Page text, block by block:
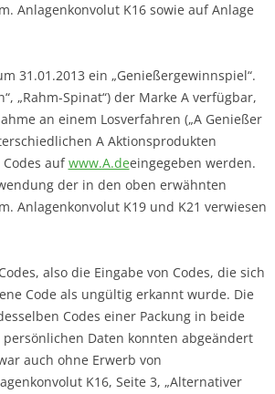
Anlagenkonvolut K16 sowie auf Anlage
31.01.2013 ein „Genießergewinnspiel“.
„Rahm-Spinat“) der Marke A verfügbar,
an einem Losverfahren („A Genießer
A Aktionsprodukten
aufwww.A.deeingegeben werden.
der in den oben erwähnten
Anlagenkonvolut K19 und K21 verwiesen
also die Eingabe von Codes, die sich
Code als ungültig erkannt wurde. Die
Codes einer Packung in beide
Daten konnten abgeändert
auch ohne Erwerb von
K16, Seite 3, „Alternativer